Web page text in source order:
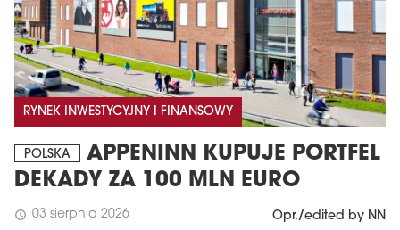
RYNEK INWESTYCYJNY I FINANSOWY
POLSKA
APPENINN KUPUJE PORTFEL
DEKADY ZA 100 MLN EURO
schedule 03 sierpnia 2026 Opr./edited by NN